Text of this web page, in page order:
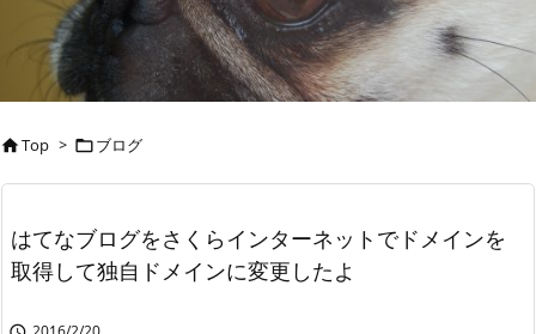
Top > ブログ
はてなブログをさくらインターネットでドメインを
取得して独自ドメインに変更したよ